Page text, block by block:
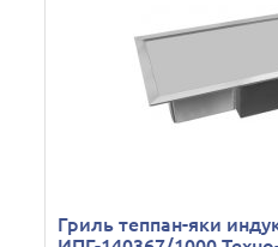
Гриль теппан-яки